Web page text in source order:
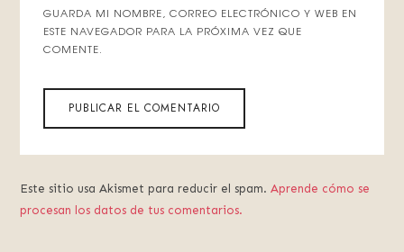
GUARDA MI NOMBRE, CORREO ELECTRÓNICO Y WEB EN
ESTE NAVEGADOR PARA LA PRÓXIMA VEZ QUE
COMENTE.
Este sitio usa Akismet para reducir el spam.Aprende cómo se
procesan los datos de tus comentarios.